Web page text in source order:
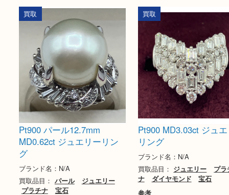
Pt900 MD1.00ct ジュエリー
リング
ブランド名：N/A
買取品目： ジュエリー
ンド
プラチナ
宝石
参考
価格： 40,000 円
Pt950ダイヤモン
D0.210ct
ブランド名：4℃
買取品目： 貴金属
ダ
ド
プラチナ
宝石
参考
価格： 21,000 円
買取 買取